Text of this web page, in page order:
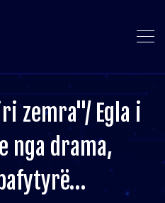
zemra"/ Egla i
nga drama,